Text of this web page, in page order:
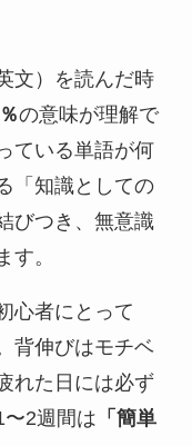
文）を読んだ時
の意味が理解で
ている単語が何
「知識としての
びつき、無意識
す。
心者にとって
背伸びはモチベ
れた日には必ず
2週間は 「簡単